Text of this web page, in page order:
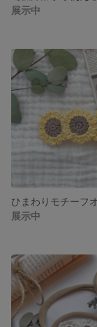
展示中
展示中